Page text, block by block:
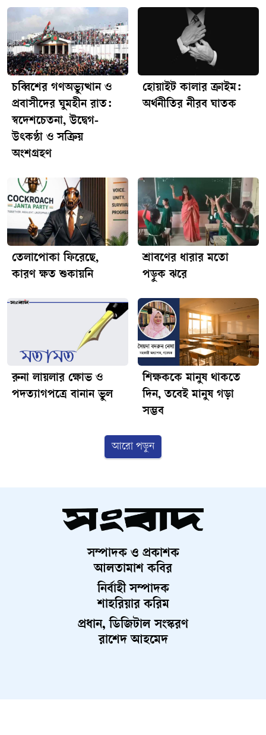
চব্বিশের গণঅভ্যুত্থান ও
প্রবাসীদের ঘুমহীন রাত:
স্বদেশচেতনা, উদ্বেগ-
উৎকণ্ঠা ও সক্রিয়
অংশগ্রহণ
হোয়াইট কালার ক্রাইম:
অর্থনীতির নীরব ঘাতক
তেলাপোকা ফিরেছে,
কারণ ক্ষত শুকায়নি
শ্রাবণের ধারার মতো
পড়ুক ঝরে
রুনা লায়লার ক্ষোভ ও
পদত্যাগপত্রে বানান ভুল
শিক্ষককে মানুষ থাকতে
দিন, তবেই মানুষ গড়া
সম্ভব
আরো পড়ুন
সম্পাদক ও প্রকাশক
আলতামাশ কবির
নির্বাহী সম্পাদক
শাহরিয়ার করিম
প্রধান, ডিজিটাল সংস্করণ
রাশেদ আহমেদ